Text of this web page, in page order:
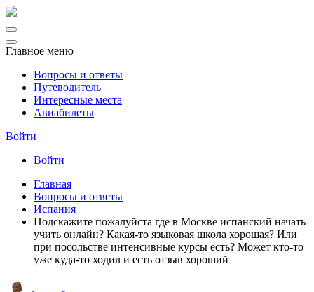
Главное меню
Вопросы и ответы
Путеводитель
Интересные места
Авиабилеты
Войти
Войти
Главная
Вопросы и ответы
Испания
Подскажите пожалуйста где в Москве испанский начать
учить онлайн? Какая-то языковая школа хорошая? Или
при посольстве интенсивные курсы есть? Может кто-то
уже куда-то ходил и есть отзыв хороший